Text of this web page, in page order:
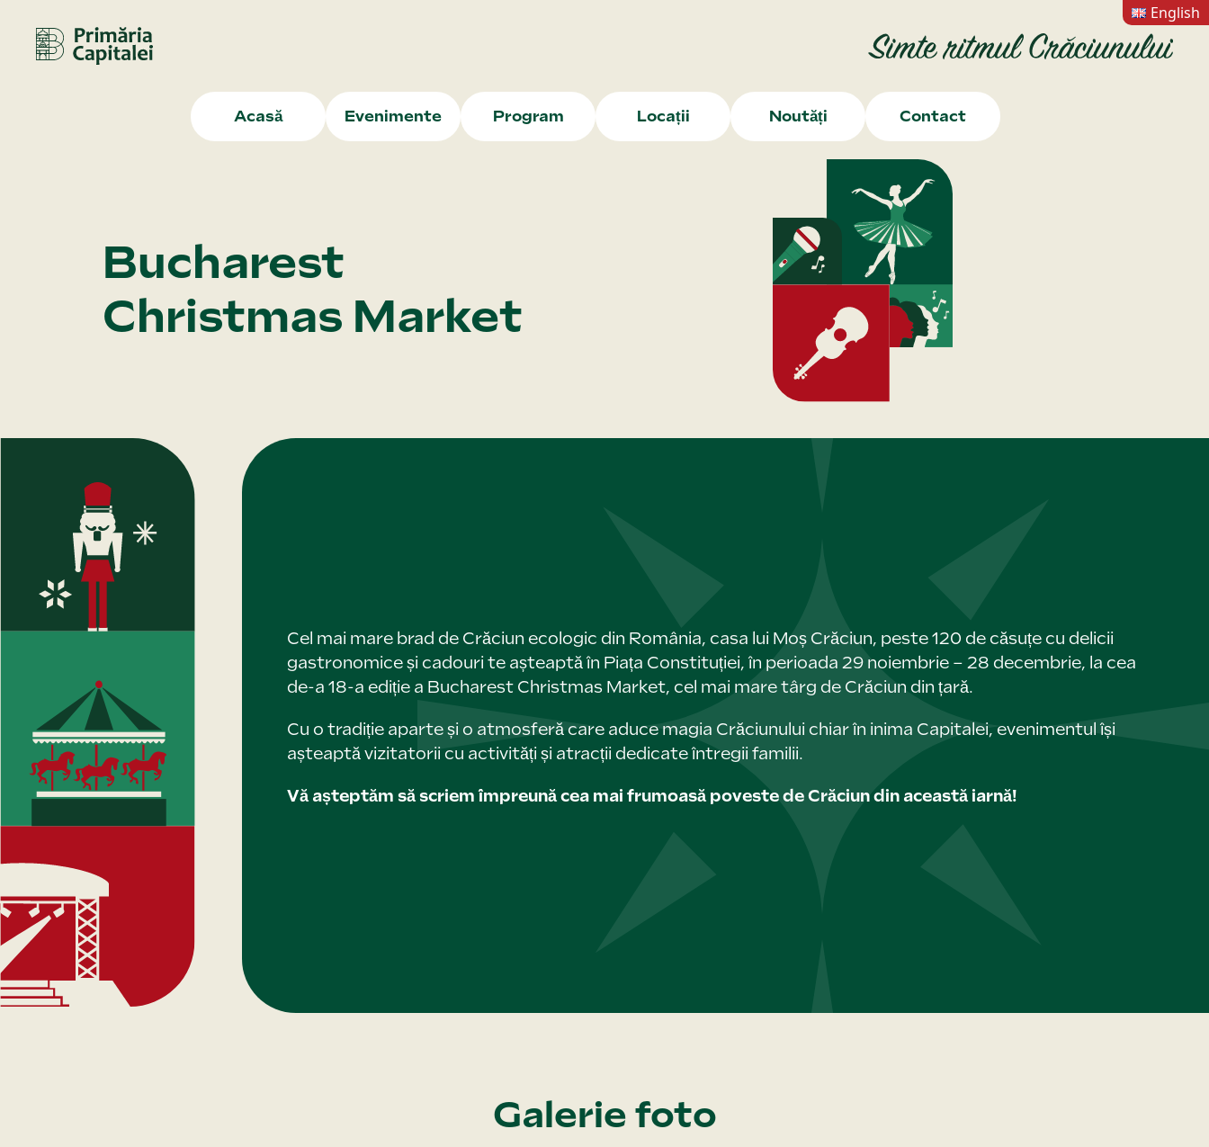
Acasă Evenimente Program Locații Noutăți Contact
English
Bucharest
Christmas Market
Cel mai mare brad de Crăciun ecologic din România, casa lui Moș Crăciun, peste 120 de căsuțe cu delicii
gastronomice și cadouri te așteaptă în Piața Constituției, în perioada 29 noiembrie – 28 decembrie, la cea
de-a 18-a ediție a Bucharest Christmas Market, cel mai mare târg de Crăciun din țară.
Cu o tradiție aparte și o atmosferă care aduce magia Crăciunului chiar în inima Capitalei, evenimentul își
așteaptă vizitatorii cu activități și atracții dedicate întregii familii.
Vă așteptăm să scriem împreună cea mai frumoasă poveste de Crăciun din această iarnă!
Galerie foto